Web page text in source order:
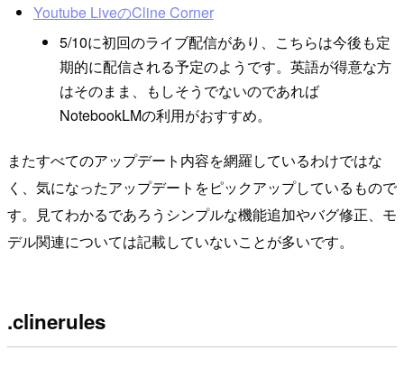
Youtube LiveのCline Corner
5/10に初回のライブ配信があり、こちらは今後も定
期的に配信される予定のようです。英語が得意な方
はそのまま、もしそうでないのであれば
NotebookLMの利用がおすすめ。
またすべてのアップデート内容を網羅しているわけではな
く、気になったアップデートをピックアップしているもので
す。見てわかるであろうシンプルな機能追加やバグ修正、モ
デル関連については記載していないことが多いです。
.clinerules